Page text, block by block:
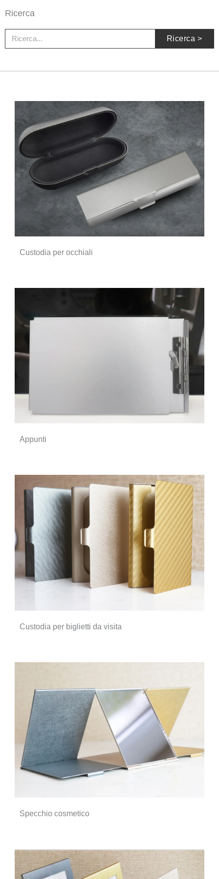
Ricerca
Ricerca Ricerca >
Custodia per occhiali
Appunti
Custodia per biglietti da visita
Specchio cosmetico